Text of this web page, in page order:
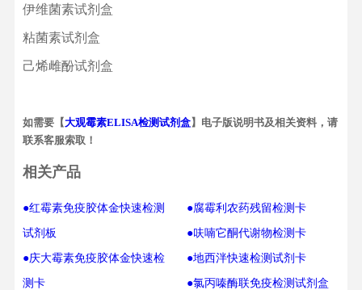
伊维菌素试剂盒
粘菌素试剂盒
己烯雌酚试剂盒
如需要【大观霉素ELISA检测试剂盒】电子版说明书及相关资料，请
联系客服索取！
相关产品
●红霉素免疫胶体金快速检测
试剂板
●庆大霉素免疫胶体金快速检
测卡
●腐霉利农药残留检测卡
●呋喃它酮代谢物检测卡
●地西泮快速检测试剂卡
●氯丙嗪酶联免疫检测试剂盒